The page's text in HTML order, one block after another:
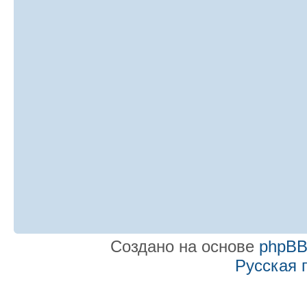
Создано на основе phpBB
Русская